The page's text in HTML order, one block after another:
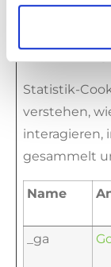
Statistik-
verstehen,
interagieren,
gesammelt
Name
_ga